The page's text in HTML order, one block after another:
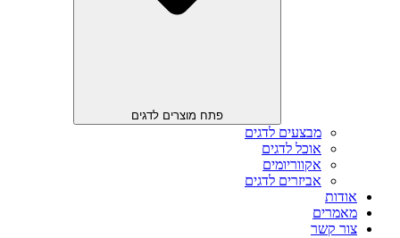
פתח מוצרים לדגים
מבצעים לדגים
אוכל לדגים
אקווריומים
אביזרים לדגים
אודות
מאמרים
צור קשר